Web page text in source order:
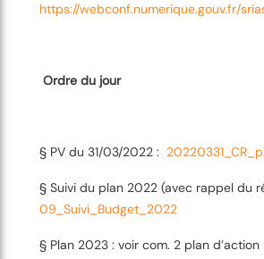
https://webconf.numerique.gouv.fr/
Ordre du jour
§ PV du 31/03/2022 :
§ Suivi du plan 2022 (avec rappel du
09_Suivi_Budget_2022
§ Plan 2023 : voir com. 2 plan d’action